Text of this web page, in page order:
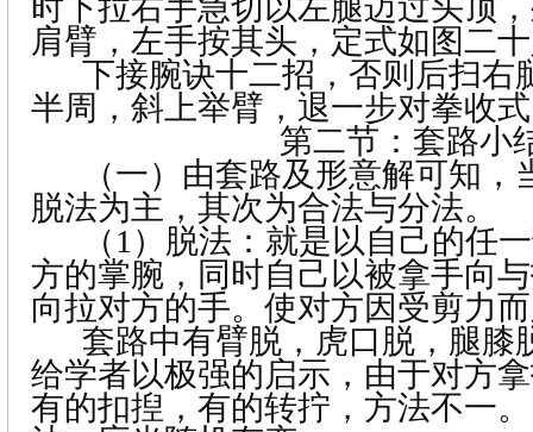
时下拉右手急切以左腿迈过头顶
肩臂，左手按其头，定式如图二
下接腕诀十二招，否则后扫右
半周，斜上举臂，退一步对拳收
第二节：套路小
（一） 由套路及形意解可知，
脱法为主，其次为合法与分法。
（1 ）脱法：就是以自己的任
方的掌腕，同时自己以被拿手向
向拉对方的手。使对方因受剪力
套路中有臂脱，虎口脱，腿膝
给学者以极强的启示，由于对方
有的扣揑，有的转拧，方法不一